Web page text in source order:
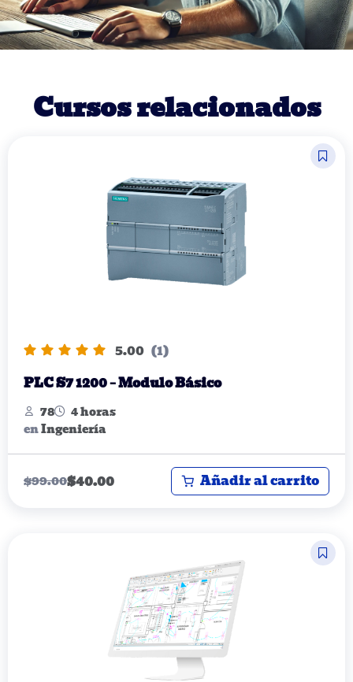
Cursos relacionados
5.00 (1)
PLC S7 1200 – Modulo Básico
78
4 horas
enIngeniería
$99.00$40.00 Añadir al carrito